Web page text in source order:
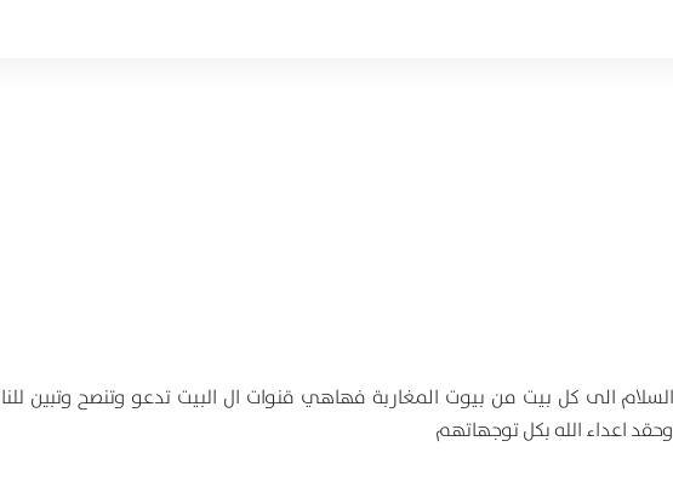
الى كل بيت من بيوت المغاربة فهاهي قنوات ال البيت تدعو وتنصح وتبين
اعداء الله بكل توجهاتهم